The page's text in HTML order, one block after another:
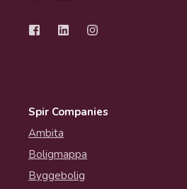
Spir Companies
Ambita
Boligmappa
Byggebolig